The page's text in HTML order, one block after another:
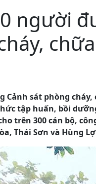
người
Cảnh sát phòng
tập huấn, bồi
trên 300 cán bộ,
Thái Sơn và Hùng